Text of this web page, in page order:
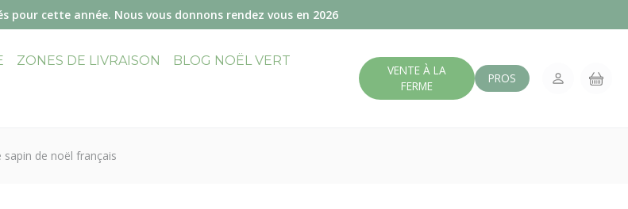
pour cette année. Nous vous donnons rendez vous en 2026
ZONES DE LIVRAISON BLOG NOËL VERT
VENTE À LA
FERME
PROS
sapin de noël français